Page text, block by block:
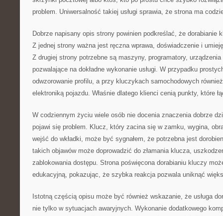
problem. Uniwersalność takiej usługi sprawia, że strona ma
Dobrze napisany opis strony powinien podkreślać, że dorabianie
Z jednej strony ważna jest ręczna wprawa, doświadczenie i
Z drugiej strony potrzebne są maszyny, programatory,
pozwalające na dokładne wykonanie usługi. W przypadku
odwzorowanie profilu, a przy kluczykach samochodowych
elektroniką pojazdu. Właśnie dlatego klienci cenią punkty, które
W codziennym życiu wiele osób nie docenia znaczenia dobrze
pojawi się problem. Klucz, który zacina się w zamku, wygina,
wejść do wkładki, może być sygnałem, że potrzebna jest
takich objawów może doprowadzić do złamania klucza,
zablokowania dostępu. Strona poświęcona dorabianiu kluczy
edukacyjną, pokazując, że szybka reakcja pozwala uniknąć
Istotną częścią opisu może być również wskazanie, że usługa
nie tylko w sytuacjach awaryjnych. Wykonanie dodatkowego